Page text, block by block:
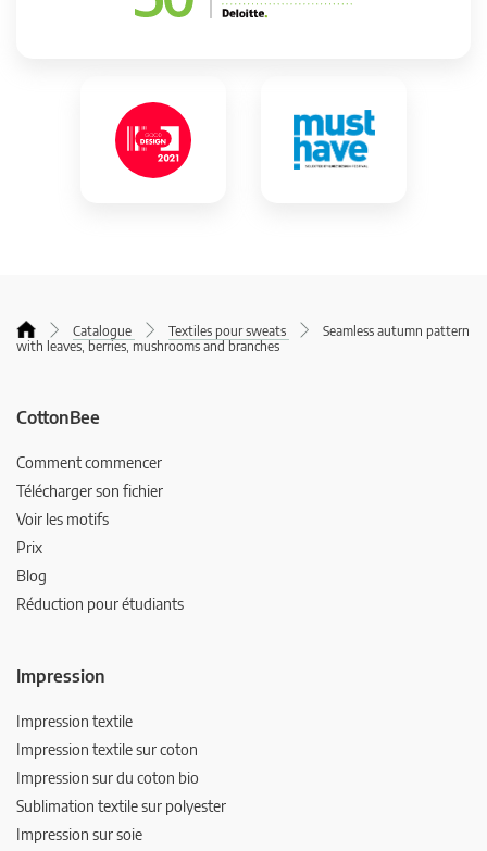
Catalogue Textiles pour sweats
Seamless autumn pattern
with leaves, berries, mushrooms and branches
CottonBee
Comment commencer
Télécharger son fichier
Voir les motifs
Prix
Blog
Réduction pour étudiants
Impression
Impression textile
Impression textile sur coton
Impression sur du coton bio
Sublimation textile sur polyester
Impression sur soie